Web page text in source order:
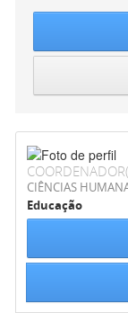
CIÊNCIAS
Educação